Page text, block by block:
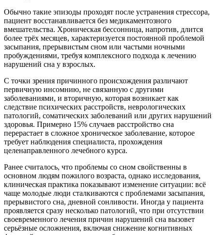
Обычно такие эпизоды проходят после устранения стрессора,
пациент восстанавливается без медикаментозного
вмешательства. Хроническая бессонница, напротив, длится
более трёх месяцев, характеризуется постоянной проблемой
засыпания, прерывистым сном или частыми ночными
пробуждениями, требуя комплексного подхода к лечению
нарушений сна у взрослых.
С точки зрения причинного происхождения различают
первичную инсомнию, не связанную с другими
заболеваниями, и вторичную, которая возникает как
следствие психических расстройств, неврологических
патологий, соматических заболеваний или других нарушений
здоровья. Примерно 15% случаев расстройство сна
перерастает в сложное хроническое заболевание, которое
требует наблюдения специалиста, прохождения
целенаправленного лечебного курса.
Ранее считалось, что проблемы со сном свойственны в
основном людям пожилого возраста, однако исследования,
клиническая практика показывают изменение ситуации: всё
чаще молодые люди сталкиваются с проблемами засыпания,
прерывистого сна, дневной сонливости. Иногда у пациента
проявляется сразу несколько патологий, что при отсутствии
своевременного лечения причин нарушений сна вызовет
серьёзные осложнения, включая снижение когнитивных